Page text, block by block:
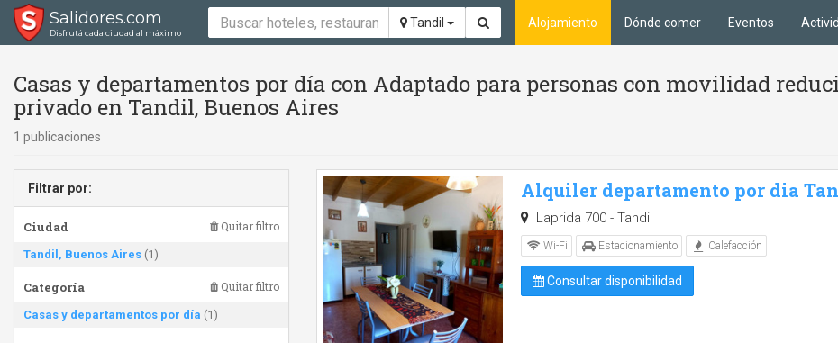
Salidores.com
Disfrutá cada ciudad al máximo
Tandil Alojamiento Dónde comer Eventos
Casas y departamentos por día con Adaptado para personas con movilidad
privado en Tandil, Buenos Aires
1 publicaciones
Filtrar por:
Ciudad Quitar filtro
Tandil, Buenos Aires (1)
Categoría Quitar filtro
Casas y departamentos por día (1)
Alquiler departamento por dia
Laprida 700 - Tandil
Wi-Fi Estacionamiento Calefacción
Consultar disponibilidad